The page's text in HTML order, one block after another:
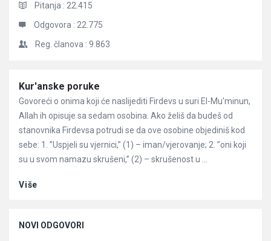
Pitanja : 22.415
Odgovora : 22.775
Reg. članova : 9.863
Članci
Kur'anske poruke
Govoreći o onima koji će naslijediti Firdevs u suri El-Mu'minun,
Allah ih opisuje sa sedam osobina. Ako želiš da budeš od
stanovnika Firdevsa potrudi se da ove osobine objediniš kod
sebe: 1. ”Uspjeli su vjernici,” (1) – iman/vjerovanje; 2. ”oni koji
su u svom namazu skrušeni,” (2) – skrušenost u ...
Više
NOVI ODGOVORI